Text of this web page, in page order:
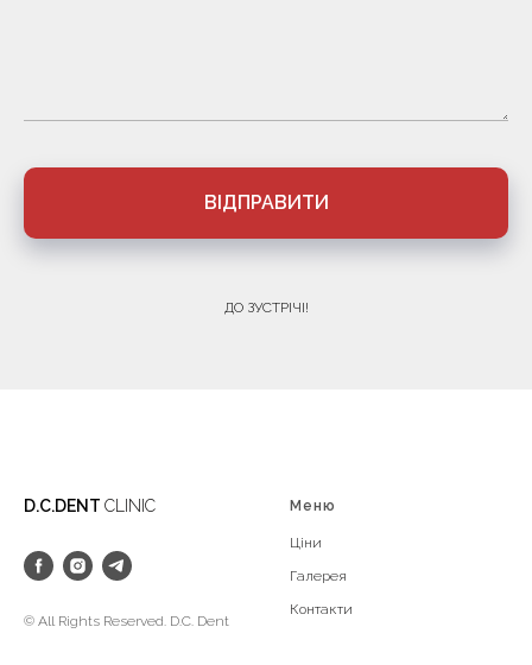
ВІДПРАВИТИ
ДО ЗУСТРІЧІ!
D.C.DENT CLINIC
© All Rights Reserved. D.C. Dent
Меню
Ціни
Галерея
Контакти